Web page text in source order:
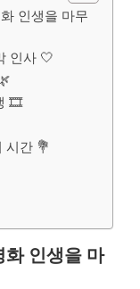
인생을 마무
인사 🤍
🎞️
시간 💐
인생을 마